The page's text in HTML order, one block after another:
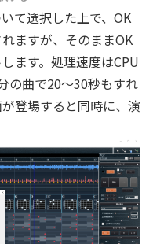
て選択した上で、OK
ますが、そのままOK
ます。処理速度はCPU
の曲で20～30秒もすれ
登場すると同時に、演